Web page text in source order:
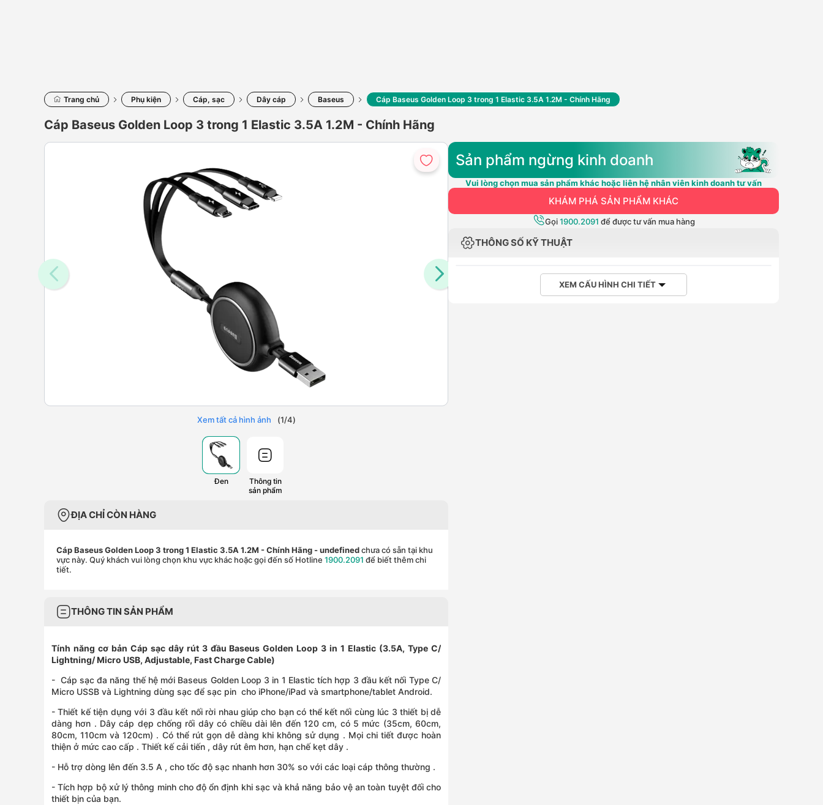
Trang chủ Phụ kiện Cáp, sạc Dây cáp Baseus Cáp Baseus Golden Loop 3 trong 1 Elastic 3.5A 1.2M - Chính Hãng
Cáp Baseus Golden Loop 3 trong 1 Elastic 3.5A 1.2M - Chính Hãng
Xem tất cả hình ảnh (1/4)
Đen
Thông tin
sản phẩm
ĐỊA CHỈ CÒN HÀNG
Cáp Baseus Golden Loop 3 trong 1 Elastic 3.5A 1.2M - Chính Hãng - undefinedchưa có sẵn tại khu
vực này. Quý khách vui lòng chọn khu vực khác hoặc gọi đến số Hotline 1900.2091 để biết thêm chi
tiết.
THÔNG TIN SẢN PHẨM
Tính năng cơ bản Cáp sạc dây rút 3 đầu Baseus Golden Loop 3 in 1 Elastic (3.5A, Type C/
Lightning/ Micro USB, Adjustable, Fast Charge Cable)
- Cáp sạc đa năng thế hệ mới Baseus Golden Loop 3 in 1 Elastic tích hợp 3 đầu kết nối Type C/
Micro USSB và Lightning dùng sạc để sạc pin cho iPhone/iPad và smartphone/tablet Android.
- Thiết kế tiện dụng với 3 đầu kết nối rời nhau giúp cho bạn có thể kết nối cùng lúc 3 thiết bị dễ
dàng hơn . Dây cáp dẹp chống rối dây có chiều dài lên đến 120 cm, có 5 mức (35cm, 60cm,
80cm, 110cm và 120cm) . Có thể rút gọn dễ dàng khi không sử dụng . Mọi chi tiết được hoàn
thiện ở mức cao cấp . Thiết kế cải tiến , dây rút êm hơn, hạn chế kẹt dây .
- Hỗ trợ dòng lên đến 3.5 A , cho tốc độ sạc nhanh hơn 30% so với các loại cáp thông thường .
- Tích hợp bộ xử lý thông minh cho độ ổn định khi sạc và khả năng bảo vệ an toàn tuyệt đối cho
thiết bịn của bạn.
Sản phẩm ngừng kinh doanh
Vui lòng chọn mua sản phẩm khác hoặc liên hệ nhân viên kinh doanh tư vấn
KHÁM PHÁ SẢN PHẨM KHÁC
Gọi1900.2091 để được tư vấn mua hàng
THÔNG SỐ KỸ THUẬT
XEM CẤU HÌNH CHI TIẾT